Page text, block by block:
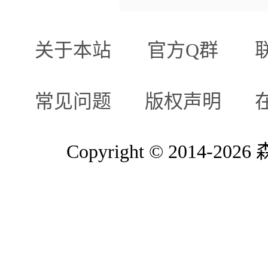
关于本站 官方Q群
常见问题 版权声明
Copyright © 2014-2026